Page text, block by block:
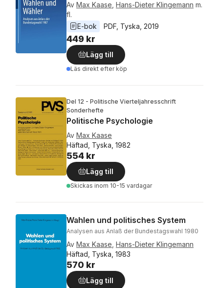
Av Max Kaase Hans-Dieter Klingemann m.
fl.
E-bok
PDF Tyska 2019
449 kr
Lägg till
Läs direkt efter köp
Del 12 - Politische Vierteljahresschrift
Sonderhefte
Politische Psychologie
Av Max Kaase
Häftad, Tyska, 1982
554 kr
Lägg till
Skickas inom 10-15 vardagar
Wahlen und politisches System
Analysen aus Anlaß der Bundestagswahl 1980
Av Max Kaase Hans-Dieter Klingemann
Häftad, Tyska, 1983
570 kr
Lägg till